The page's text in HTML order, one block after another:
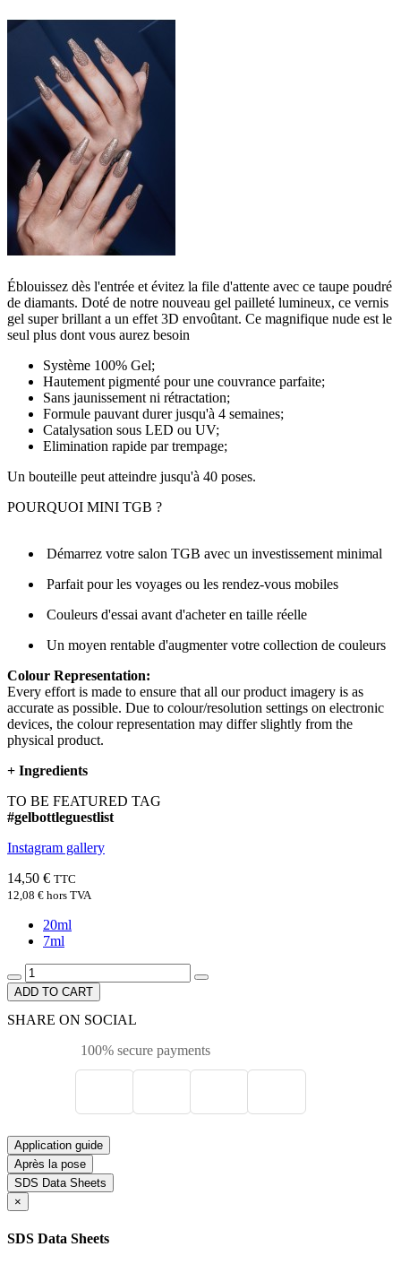
Éblouissez dès l'entrée et évitez la file d'attente avec ce taupe poudré
de diamants. Doté de notre nouveau gel pailleté lumineux, ce vernis
gel super brillant a un effet 3D envoûtant. Ce magnifique nude est le
seul plus dont vous aurez besoin
Système 100% Gel;
Hautement pigmenté pour une couvrance parfaite;
Sans jaunissement ni rétractation;
Formule pauvant durer jusqu'à 4 semaines;
Catalysation sous LED ou UV;
Elimination rapide par trempage;
Un bouteille peut atteindre jusqu'à 40 poses.
POURQUOI MINI TGB ?
Démarrez votre salon TGB avec un investissement minimal
Parfait pour les voyages ou les rendez-vous mobiles
Couleurs d'essai avant d'acheter en taille réelle
Un moyen rentable d'augmenter votre collection de couleurs
Colour Representation:
Every effort is made to ensure that all our product imagery is as
accurate as possible. Due to colour/resolution settings on electronic
devices, the colour representation may differ slightly from the
physical product.
+ Ingredients
TO BE FEATURED TAG
#gelbottleguestlist
Instagram gallery
14,50 € TTC
12,08 € hors TVA
20ml
7ml
ADD TO CART
SHARE ON SOCIAL
100% secure payments
Application guide
Après la pose
SDS Data Sheets
×
SDS Data Sheets